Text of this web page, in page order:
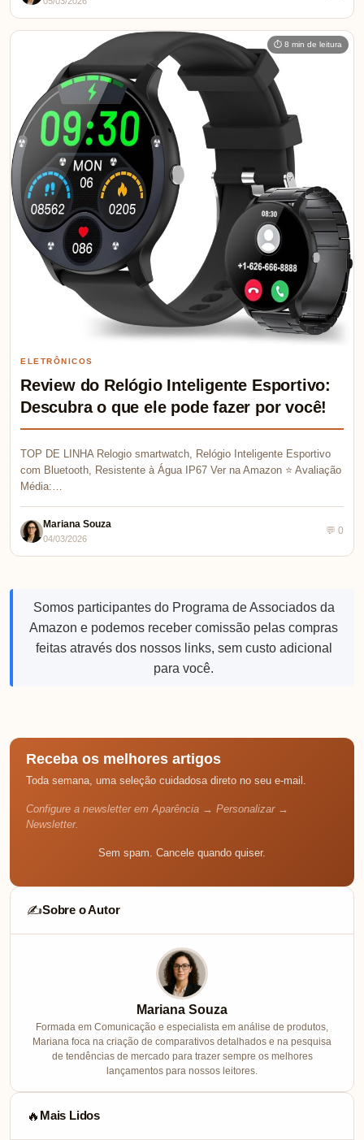
⏱ 8 min de leitura
ELETRÔNICOS
Review do Relógio Inteligente Esportivo:
Descubra o que ele pode fazer por você!
TOP DE LINHA Relogio smartwatch, Relógio Inteligente Esportivo
com Bluetooth, Resistente à Água IP67 Ver na Amazon ⭐ Avaliação
Média:…
Mariana Souza
04/03/2026
💬 0
Somos participantes do Programa de Associados da
Amazon e podemos receber comissão pelas compras
feitas através dos nossos links, sem custo adicional
para você.
Receba os melhores artigos
Toda semana, uma seleção cuidadosa direto no seu e-mail.
Configure a newsletter em Aparência → Personalizar →
Newsletter.
Sem spam. Cancele quando quiser.
✍️Sobre o Autor
Mariana Souza
Formada em Comunicação e especialista em análise de produtos,
Mariana foca na criação de comparativos detalhados e na pesquisa
de tendências de mercado para trazer sempre os melhores
lançamentos para nossos leitores.
🔥 Mais Lidos